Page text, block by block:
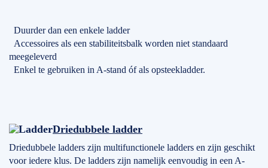
Duurder dan een enkele ladder
Accessoires als een stabiliteitsbalk worden niet standaard
meegeleverd
Enkel te gebruiken in A-stand óf als opsteekladder.
Driedubbele ladder
Driedubbele ladders zijn multifunctionele ladders en zijn geschikt
voor iedere klus. De ladders zijn namelijk eenvoudig in een A-